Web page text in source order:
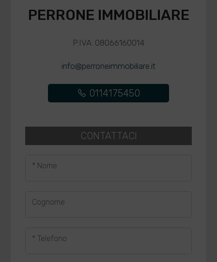
PERRONE IMMOBILIARE
P.IVA: 08066160014
info@perroneimmobiliare.it
0114175450
CONTATTACI
* Nome
Cognome
* Telefono